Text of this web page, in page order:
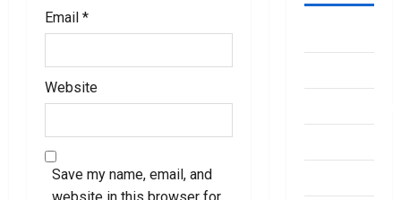
Email *
Website
Save my name, email, and